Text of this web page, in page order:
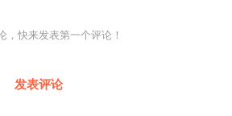
，快来发表第一个评论！
发表评论